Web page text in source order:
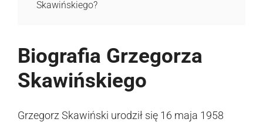
Skawińskiego?
Biografia Grzegorza
Skawińskiego
Grzegorz Skawiński urodził się 16 maja 1958